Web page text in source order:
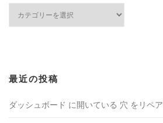
最近の投稿
ダッシュボード に開いている 穴 をリペア